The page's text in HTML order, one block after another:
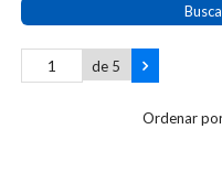
de 5
Ordenar